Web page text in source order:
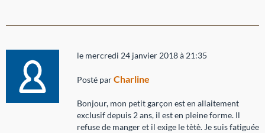
le mercredi 24 janvier 2018 à 21:35
Posté parCharline
Bonjour, mon petit garçon est en allaitement
exclusif depuis 2 ans, il est en pleine forme. Il
refuse de manger et il exige le tètè. Je suis fatiguée